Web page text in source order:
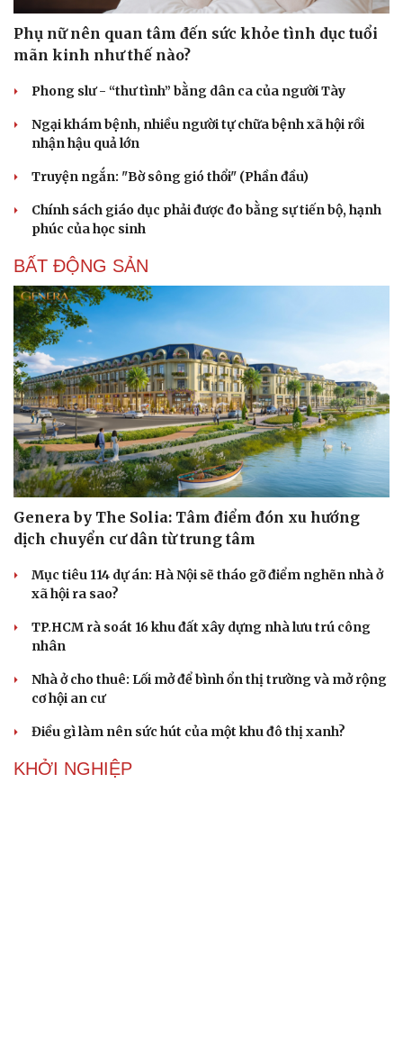
Phụ nữ nên quan tâm đến sức khỏe tình dục tuổi
mãn kinh như thế nào?
Phong slư - “thư tình” bằng dân ca của người Tày
Ngại khám bệnh, nhiều người tự chữa bệnh xã hội rồi
nhận hậu quả lớn
Truyện ngắn: "Bờ sông gió thổi" (Phần đầu)
Chính sách giáo dục phải được đo bằng sự tiến bộ, hạnh
phúc của học sinh
BẤT ĐỘNG SẢN
Genera by The Solia: Tâm điểm đón xu hướng
dịch chuyển cư dân từ trung tâm
Mục tiêu 114 dự án: Hà Nội sẽ tháo gỡ điểm nghẽn nhà ở
xã hội ra sao?
TP.HCM rà soát 16 khu đất xây dựng nhà lưu trú công
nhân
Nhà ở cho thuê: Lối mở để bình ổn thị trường và mở rộng
cơ hội an cư
Điều gì làm nên sức hút của một khu đô thị xanh?
KHỞI NGHIỆP